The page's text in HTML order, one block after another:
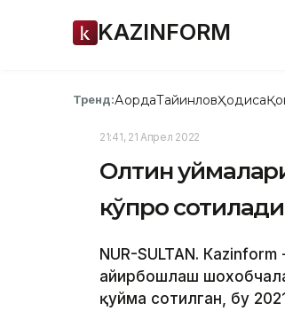
KAZINFORM
Тренд:АқордаТайинловҲодиса
21:41, 21 Апрел 2022
Олтин
кўпроқ сотилади
NUR-SULTAN.
айирбошлаш
қуйма сотилган, бу